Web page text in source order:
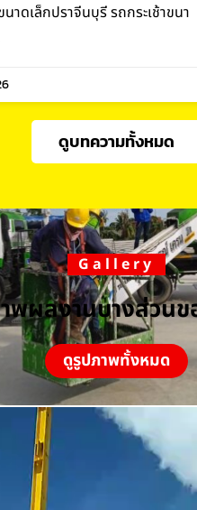
นาดเล็กปราจีนบุรี รถกระเช้าขนา
ดูบทความทั้งหมด
Gallery
พผลงานบางส่วนข
ดูรูปภาพทั้งหมด